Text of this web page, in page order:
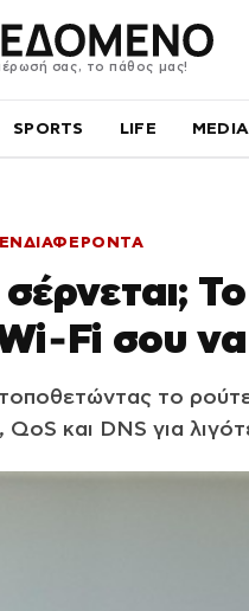
σας, το πάθος μας!
SPORTS LIFE MEDIA
ΕΝΔΙΑΦΕΡΟΝΤΑ
σου να
το
και DNS για